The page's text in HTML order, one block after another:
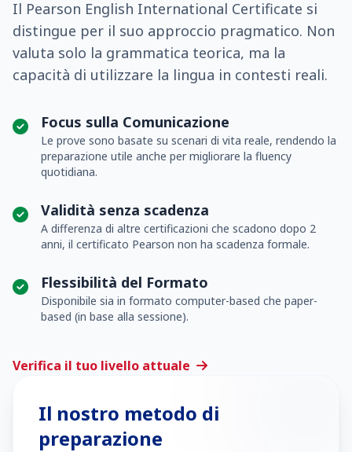
Il Pearson English International Certificate si
distingue per il suo approccio pragmatico. Non
valuta solo la grammatica teorica, ma la
capacità di utilizzare la lingua in contesti reali.
Focus sulla Comunicazione
Le prove sono basate su scenari di vita reale, rendendo la
preparazione utile anche per migliorare la fluency
quotidiana.
Validità senza scadenza
A differenza di altre certificazioni che scadono dopo 2
anni, il certificato Pearson non ha scadenza formale.
Flessibilità del Formato
Disponibile sia in formato computer-based che paper-
based (in base alla sessione).
Verifica il tuo livello attuale
Il nostro metodo di
preparazione